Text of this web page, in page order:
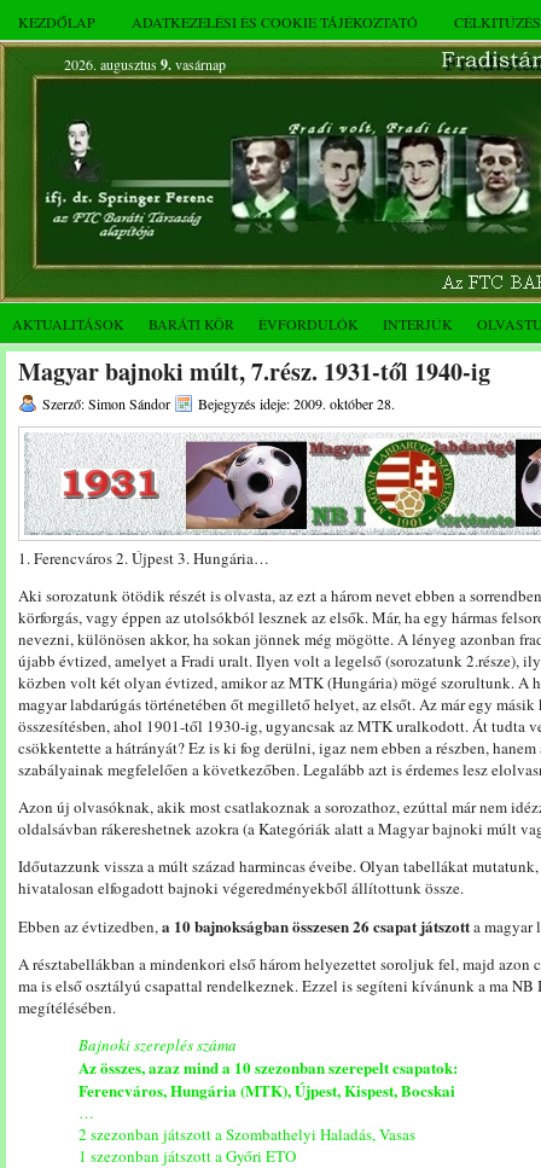
KEZDŐLAP ADATKEZELÉSI ÉS COOKIE TÁJÉKOZTATÓ
2026. augusztus 9.vasárnap
AKTUALITÁSOK BARÁTI KÖR ÉVFORDULÓK INTERJÚK
Magyar bajnoki múlt, 7.rész. 1931-től 1940-ig
Szerző: Simon Sándor Bejegyzés ideje: 2009. október 28.
1. Ferencváros 2. Újpest 3. Hungária…
Aki sorozatunk ötödik részét is olvasta, az ezt a három nevet ebben a
körforgás, vagy éppen az utolsókból lesznek az elsők. Már, ha egy hármas
nevezni, különösen akkor, ha sokan jönnek még mögötte. A lényeg azonban
újabb évtized, amelyet a Fradi uralt. Ilyen volt a legelső (sorozatunk 2.része),
közben volt két olyan évtized, amikor az MTK (Hungária) mögé szorultunk. A
magyar labdarúgás történetében őt megillető helyet, az elsőt. Az már egy
összesítésben, ahol 1901-től 1930-ig, ugyancsak az MTK uralkodott. Át tudta
csökkentette a hátrányát? Ez is ki fog derülni, igaz nem ebben a részben,
szabályainak megfelelően a következőben. Legalább azt is érdemes lesz
Azon új olvasóknak, akik most csatlakoznak a sorozathoz, ezúttal már nem
oldalsávban rákereshetnek azokra (a Kategóriák alatt a Magyar bajnoki múlt
Időutazzunk vissza a múlt század harmincas éveibe. Olyan tabellákat
hivatalosan elfogadott bajnoki végeredményekből állítottunk össze.
Ebben az évtizedben,a 10 bajnokságban összesen 26 csapat játszotta magyar
A résztabellákban a mindenkori első három helyezettet soroljuk fel, majd azon
ma is első osztályú csapattal rendelkeznek. Ezzel is segíteni kívánunk a ma
megítélésében.
Bajnoki szereplés száma
Az összes, azaz mind a 10 szezonban szerepelt csapatok:
Ferencváros, Hungária (MTK), Újpest, Kispest, Bocskai
…
2 szezonban játszott a Szombathelyi Haladás, Vasas
1 szezonban játszott a Győri ETO